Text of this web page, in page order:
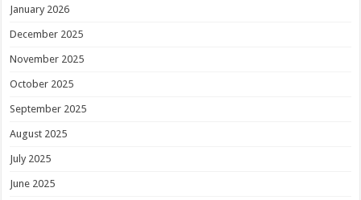
January 2026
December 2025
November 2025
October 2025
September 2025
August 2025
July 2025
June 2025